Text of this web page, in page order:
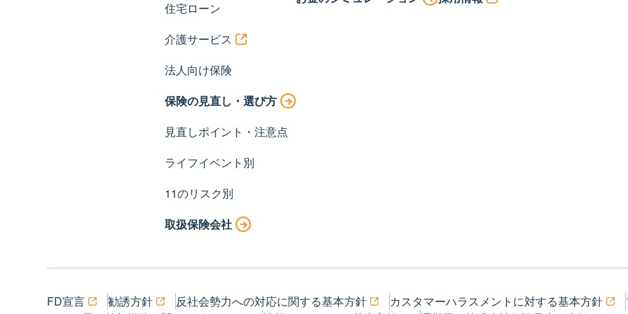
住宅ローン
介護サービス
法人向け保険
保険の見直し・選び方
見直しポイント・注意点
ライフイベント別
11のリスク別
取扱保険会社
FD宣言 勧誘方針 反社会勢力への対応に関する基本方針 カスタマーハラスメントに対する基本方針